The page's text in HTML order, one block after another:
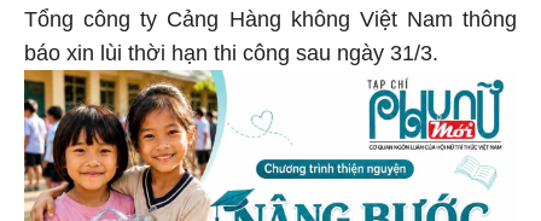
Tổng công ty Cảng Hàng không Việt Nam thông
báo xin lùi thời hạn thi công sau ngày 31/3.